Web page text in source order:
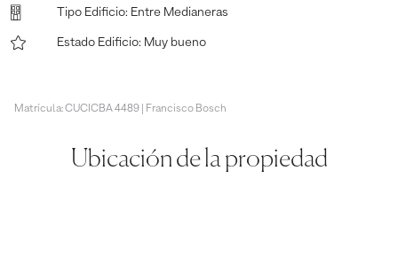
Tipo Edificio: Entre Medianeras
Estado Edificio: Muy bueno
Matrícula: CUCICBA 4489 | Francisco Bosch
Ubicación de la propiedad